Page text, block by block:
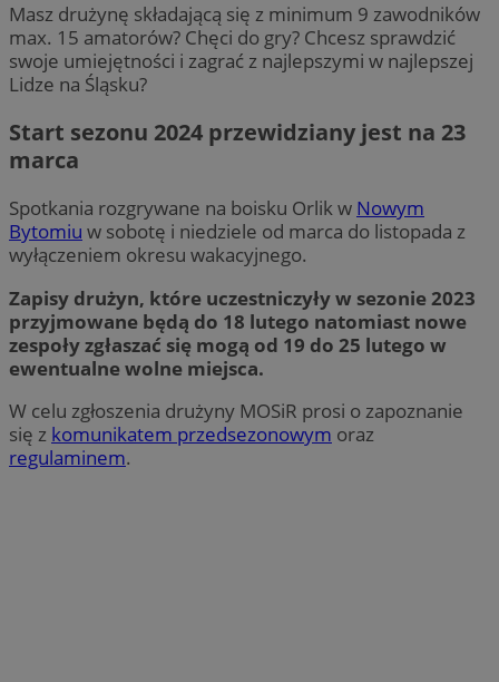
Masz drużynę składającą się z minimum 9 zawodników
max. 15 amatorów? Chęci do gry? Chcesz sprawdzić
swoje umiejętności i zagrać z najlepszymi w najlepszej
Lidze na Śląsku?
Start sezonu 2024 przewidziany jest na 23
marca
Spotkania rozgrywane na boisku Orlik w Nowym
Bytomiu w sobotę i niedziele od marca do listopada z
wyłączeniem okresu wakacyjnego.
Zapisy drużyn, które uczestniczyły w sezonie 2023
przyjmowane będą do 18 lutego natomiast nowe
zespoły zgłaszać się mogą od 19 do 25 lutego w
ewentualne wolne miejsca.
W celu zgłoszenia drużyny MOSiR prosi o zapoznanie
się z komunikatem przedsezonowym oraz
regulaminem.